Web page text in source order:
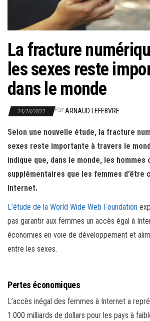
La fracture
les sexes reste
dans le monde
14/10/2021 ParARNAUD LEFEBVRE
Selon une nouvelle étude, la fracture
sexes reste importante à travers le
indique que, dans le monde, les hommes
supplémentaires que les femmes d’être
Internet.
L’étude de la World Wide Web Foundation
pas garantir aux femmes un accès égal à
économies en voie de développement et
entre les sexes.
Pertes économiques
L’accès inégal des femmes à Internet a
1.000 milliards de dollars pour les pays à